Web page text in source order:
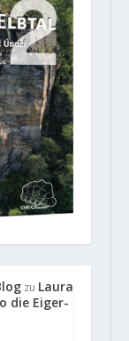
zu Laura
die Eiger-